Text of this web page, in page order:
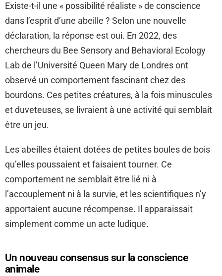
Existe-t-il une « possibilité réaliste » de conscience
dans l’esprit d’une abeille ? Selon une nouvelle
déclaration, la réponse est oui. En 2022, des
chercheurs du Bee Sensory and Behavioral Ecology
Lab de l’Université Queen Mary de Londres ont
observé un comportement fascinant chez des
bourdons. Ces petites créatures, à la fois minuscules
et duveteuses, se livraient à une activité qui semblait
être un jeu.
Les abeilles étaient dotées de petites boules de bois
qu’elles poussaient et faisaient tourner. Ce
comportement ne semblait être lié ni à
l’accouplement ni à la survie, et les scientifiques n’y
apportaient aucune récompense. Il apparaissait
simplement comme un acte ludique.
Un nouveau consensus sur la conscience
animale